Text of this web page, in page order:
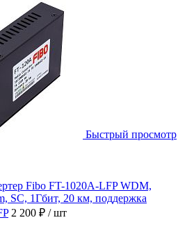
Быстрый просмотр
Fibo FT-1020A-LFP WDM,
SC, 1Гбит, 20 км, поддержка
2 200 ₽ / шт